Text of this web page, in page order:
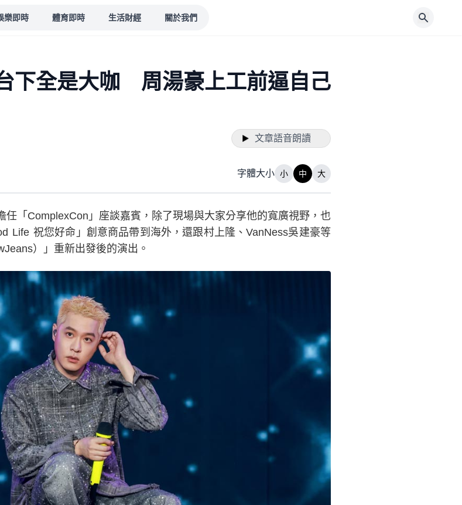
樂即時 體育即時 生活財經 關於我們
下全是大咖 周湯豪上工前逼自己
文章語音朗讀
字體大小 小 中 大
任「ComplexCon」座談嘉賓，除了現場與大家分享他的寬廣視野，也
Life 祝您好命」創意商品帶到海外，還跟村上隆、VanNess吳建豪等
）」重新出發後的演出。